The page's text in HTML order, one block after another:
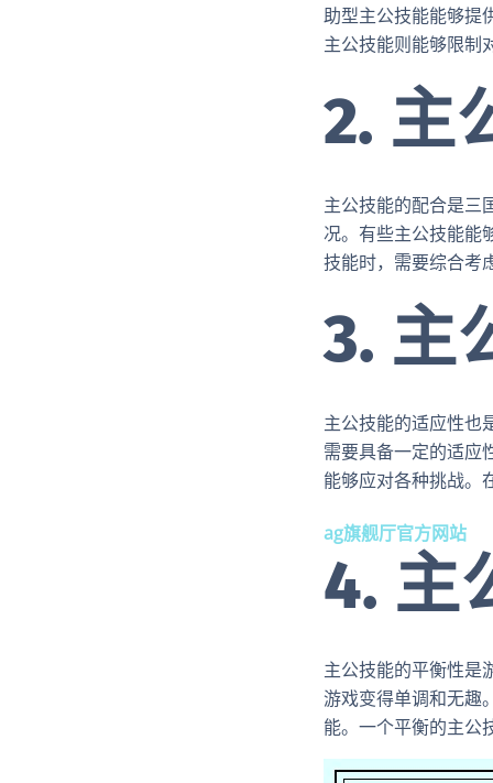
助型主公技能能够提
主公技能则能够限制
2. 主
主公技能的配合是三
况。有些主公技能能
技能时，需要综合考
3. 主
主公技能的适应性也
需要具备一定的适应
能够应对各种挑战。
ag旗舰厅官方网站
4. 主
主公技能的平衡性是
游戏变得单调和无趣
能。一个平衡的主公